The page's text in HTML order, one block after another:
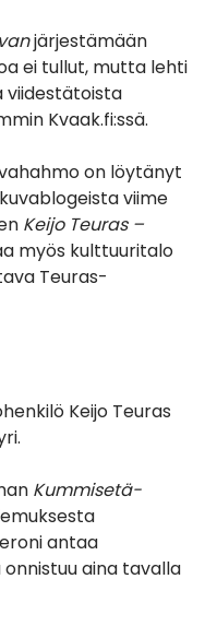
järjestämään
ei tullut, mutta lehti
viidestätoista
Kvaak.fi:ssä.
on löytänyt
viime
Keijo Teuras –
myös kulttuuritalo
Teuras-
Keijo Teuras
Kummisetä-
antaa
aina tavalla